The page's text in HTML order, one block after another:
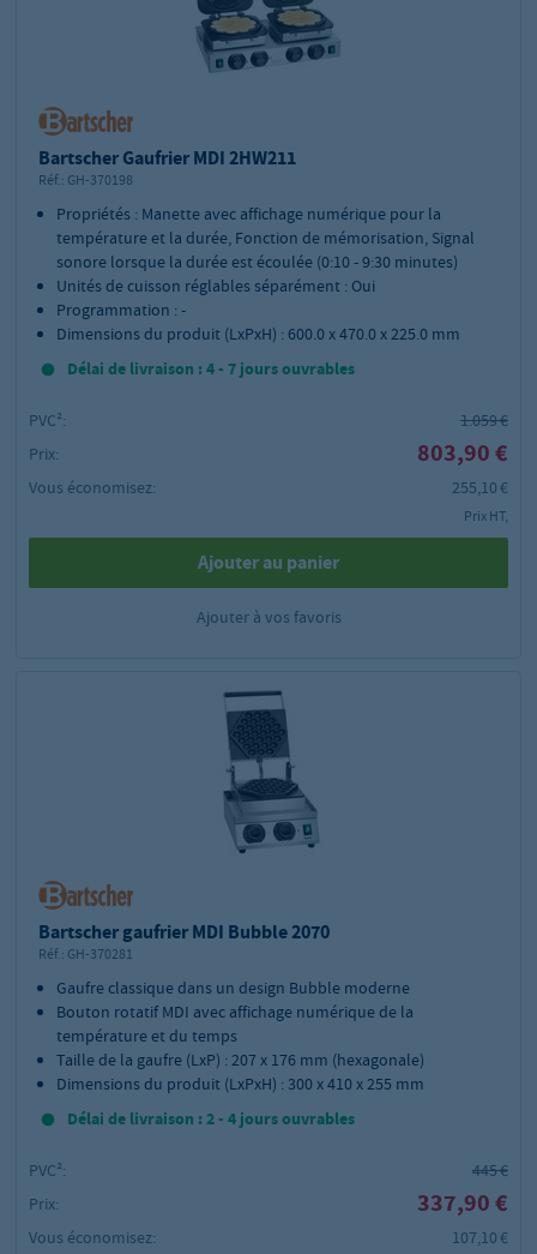
Bartscher Gaufrier MDI 2HW211
Réf.: GH-370198
Propriétés : Manette avec affichage numérique pour la
température et la durée, Fonction de mémorisation, Signal
sonore lorsque la durée est écoulée (0:10 - 9:30 minutes)
Unités de cuisson réglables séparément : Oui
Programmation : -
Dimensions du produit (LxPxH) : 600.0 x 470.0 x 225.0 mm
Délai de livraison : 4 - 7 jours ouvrables
PVC²:
1.059 €
Prix:
803,90 €
Vous économisez: 255,10 €
Prix HT,
Ajouter au panier
Ajouter à vos favoris
Bartscher gaufrier MDI Bubble 2070
Réf.: GH-370281
Gaufre classique dans un design Bubble moderne
Bouton rotatif MDI avec affichage numérique de la
température et du temps
Taille de la gaufre (LxP) : 207 x 176 mm (hexagonale)
Dimensions du produit (LxPxH) : 300 x 410 x 255 mm
Délai de livraison : 2 - 4 jours ouvrables
PVC²:
445 €
Prix:
337,90 €
Vous économisez: 107,10 €